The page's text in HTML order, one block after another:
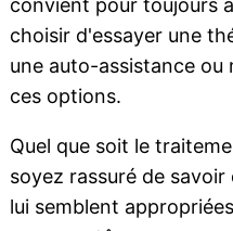
convient pour toujours
choisir d'essayer une
une auto-assistance ou
ces options.
Quel que soit le
soyez rassuré de
lui semblent